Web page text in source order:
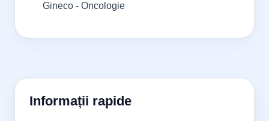
Gineco - Oncologie
Informații rapide